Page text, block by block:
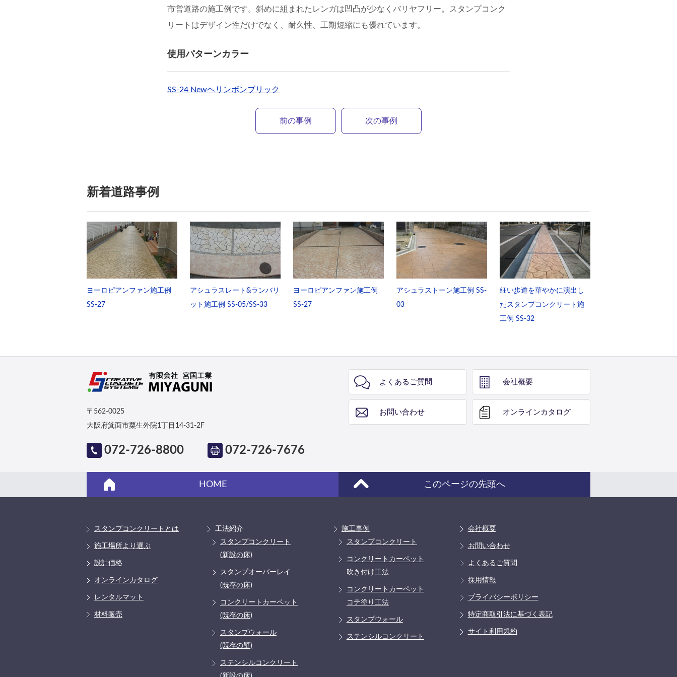
市営道路の施工例です。斜めに組まれたレンガは凹凸が少なくバリヤフリー。スタンプコンク
リートはデザイン性だけでなく、耐久性、工期短縮にも優れています。
使用パターンカラー
SS-24 Newヘリンボンブリック
前の事例 次の事例
新着道路事例
ヨーロピアンファン施工例
SS-27
アシュラスレート&ランバリ
ット施工例 SS-05/SS-33
ヨーロピアンファン施工例
SS-27
アシュラストーン施工例 SS-
03
細い歩道を華やかに演出し
たスタンプコンクリート施
工例 SS-32
〒562-0025
大阪府箕面市粟生外院1丁目14-31-2F
072-726-8800 072-726-7676
よくあるご質問 会社概要
お問い合わせ オンライン カタログ
HOME このページの先頭へ
スタンプコンクリートとは
施工場所より選ぶ
設計価格
オンラインカタログ
レンタルマット
材料販売
工法紹介
スタンプコンクリート
(新設の床)
スタンプオーバーレイ
(既存の床)
コンクリートカーペット
(既存の床)
スタンプウォール
(既存の壁)
ステンシルコンクリート
施工事例
スタンプコンクリート
コンクリートカーペット
吹き付け工法
コンクリートカーペット
コテ塗り工法
スタンプウォール
ステンシルコンクリート
会社概要
お問い合わせ
よくあるご質問
採用情報
プライバシーポリシー
特定商取引法に基づく表記
サイト利用規約